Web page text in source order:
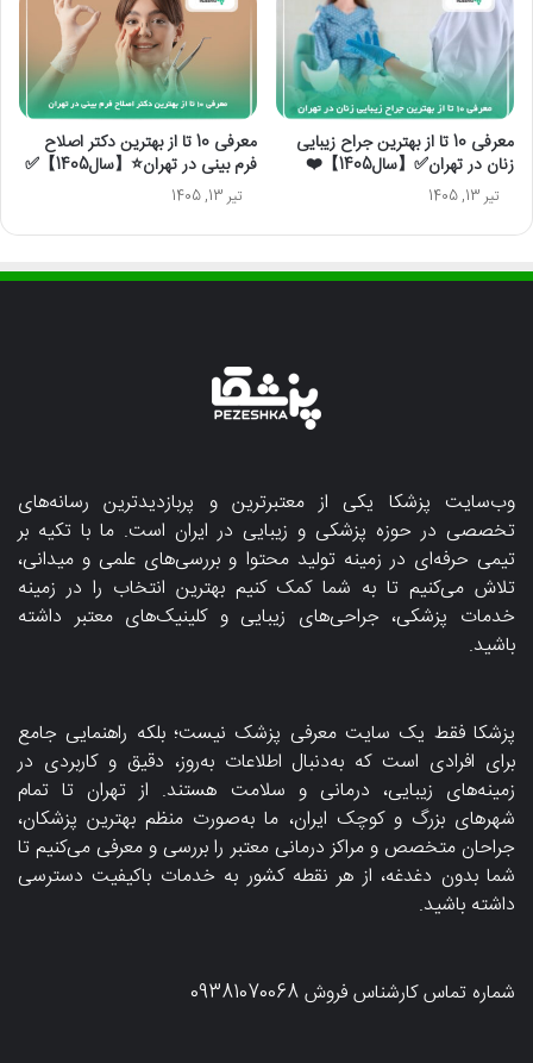
معرفی 10 تا از بهترین جراح زیبایی
زنان در تهران✅【سال1405】❤️
تیر 13, 1405
معرفی 10 تا از بهترین دکتر اصلاح
فرم بینی در تهران⭐【سال1405】✅
تیر 13, 1405
وب‌سایت پزشکا یکی از معتبرترین و پربازدیدترین رسانه‌های
تخصصی در حوزه پزشکی و زیبایی در ایران است. ما با تکیه بر
تیمی حرفه‌ای در زمینه تولید محتوا و بررسی‌های علمی و میدانی،
تلاش می‌کنیم تا به شما کمک کنیم بهترین انتخاب را در زمینه
خدمات پزشکی، جراحی‌های زیبایی و کلینیک‌های معتبر داشته
باشید.
پزشکا فقط یک سایت معرفی پزشک نیست؛ بلکه راهنمایی جامع
برای افرادی است که به‌دنبال اطلاعات به‌روز، دقیق و کاربردی در
زمینه‌های زیبایی، درمانی و سلامت هستند. از تهران تا تمام
شهرهای بزرگ و کوچک ایران، ما به‌صورت منظم بهترین پزشکان،
جراحان متخصص و مراکز درمانی معتبر را بررسی و معرفی می‌کنیم تا
شما بدون دغدغه، از هر نقطه کشور به خدمات باکیفیت دسترسی
داشته باشید.
شماره تماس کارشناس فروش09381070068